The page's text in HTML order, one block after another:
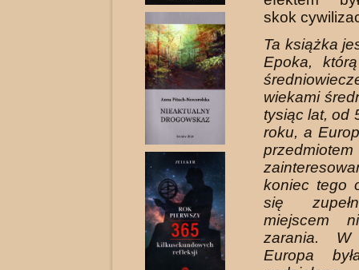
skok
Ta książka
Epoka,
wiekami
tysiąc lat, od
roku, a
koniec tego
się
miejscem
zarania.
Europa